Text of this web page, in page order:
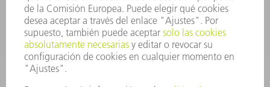
Lunes a Jueves de 8h – 18h
Viernes de 8h – 17h
utillaje@trumpf.com